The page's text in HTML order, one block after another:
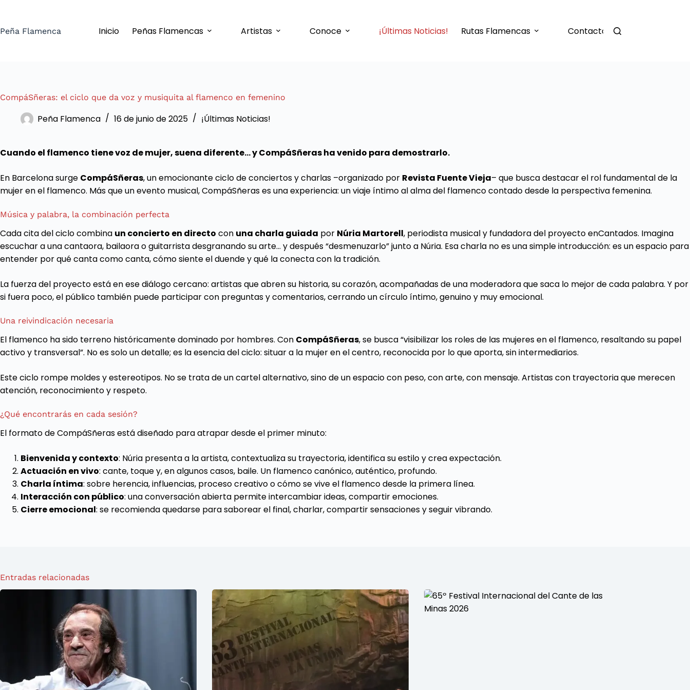
contenido
Peña Flamenca Inicio Peñas Flamencas Artistas Conoce ¡Últimas Noticias! Rutas Flamencas Contacto
CompáSñeras: el ciclo que da voz y musiquita al flamenco en femenino
Peña Flamenca 16 de junio de 2025 ¡Últimas Noticias!
Cuando el flamenco tiene voz de mujer, suena diferente… y CompáSñeras ha venido para demostrarlo.
En Barcelona surge CompáSñeras, un emocionante ciclo de conciertos y charlas –organizado por Revista Fuente Vieja– que busca destacar el rol fundamental de la
mujer en el flamenco. Más que un evento musical, CompáSñeras es una experiencia: un viaje íntimo al alma del flamenco contado desde la perspectiva femenina.
Música y palabra, la combinación perfecta
Cada cita del ciclo combina un concierto en directo con una charla guiada por Núria Martorell, periodista musical y fundadora del proyecto enCantados. Imagina
escuchar a una cantaora, bailaora o guitarrista desgranando su arte… y después “desmenuzarlo” junto a Núria. Esa charla no es una simple introducción: es un espacio para
entender por qué canta como canta, cómo siente el duende y qué la conecta con la tradición.
La fuerza del proyecto está en ese diálogo cercano: artistas que abren su historia, su corazón, acompañadas de una moderadora que saca lo mejor de cada palabra. Y por
si fuera poco, el público también puede participar con preguntas y comentarios, cerrando un círculo íntimo, genuino y muy emocional.
Una reivindicación necesaria
El flamenco ha sido terreno históricamente dominado por hombres. Con CompáSñeras, se busca “visibilizar los roles de las mujeres en el flamenco, resaltando su papel
activo y transversal”. No es solo un detalle; es la esencia del ciclo: situar a la mujer en el centro, reconocida por lo que aporta, sin intermediarios.
Este ciclo rompe moldes y estereotipos. No se trata de un cartel alternativo, sino de un espacio con peso, con arte, con mensaje. Artistas con trayectoria que merecen
atención, reconocimiento y respeto.
¿Qué encontrarás en cada sesión?
El formato de CompáSñeras está diseñado para atrapar desde el primer minuto:
Bienvenida y contexto: Núria presenta a la artista, contextualiza su trayectoria, identifica su estilo y crea expectación.
Actuación en vivo: cante, toque y, en algunos casos, baile. Un flamenco canónico, auténtico, profundo.
Charla íntima: sobre herencia, influencias, proceso creativo o cómo se vive el flamenco desde la primera línea.
Interacción con público: una conversación abierta permite intercambiar ideas, compartir emociones.
Cierre emocional: se recomienda quedarse para saborear el final, charlar, compartir sensaciones y seguir vibrando.
Entradas relacionadas